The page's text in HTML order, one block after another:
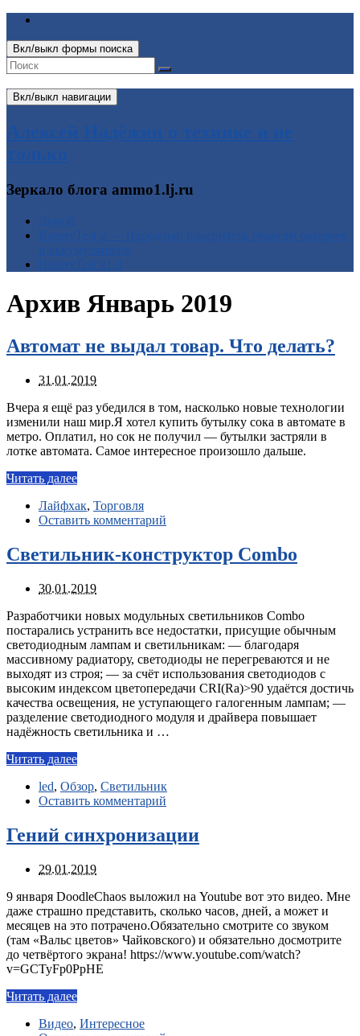
Вкл/выкл формы поиска
Вкл/выкл навигации
Алексей Надёжин о технике и не
только
Зеркало блога ammo1.lj.ru
Архив Январь 2019
Автомат не выдал товар. Что делать?
31.01.2019
Вчера я ещё раз убедился в том, насколько новые технологии
изменили наш мир.Я хотел купить бутылку сока в автомате в
метро. Оплатил, но сок не получил — бутылки застряли в
лотке автомата. Самое интересное произошло дальше.
Читать далее
Лайфхак, Торговля
Оставить комментарий
Светильник-конструктор Combo
30.01.2019
Разработчики новых модульных светильников Combo
постарались устранить все недостатки, присущие обычным
светодиодным лампам и светильникам: — благодаря
массивному радиатору, светодиоды не перегреваются и не
выходят из строя; — за счёт использования светодиодов с
высоким индексом цветопередачи CRI(Ra)>90 удаётся достичь
качества освещения, не уступающего галогенным лампам; —
разделение светодиодного модуля и драйвера повышает
надёжность светильника и …
Читать далее
led, Обзор, Светильник
Оставить комментарий
Гений синхронизации
29.01.2019
9 января DoodleChaos выложил на Youtube вот это видео. Мне
даже страшно представить, сколько часов, дней, а может и
месяцев на это потрачено.Обязательно смотрите со звуком
(там «Вальс цветов» Чайковского) и обязательно досмотрите
до четвёртого экрана! https://www.youtube.com/watch?
v=GCTyFp0PpHE
Читать далее
Видео, Интересное